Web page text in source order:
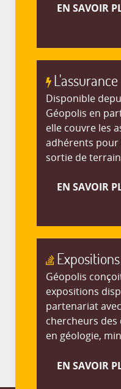
EN SAVOIR
L'assurance
Disponible
Géopolis en
elle couvre les
adhérents
sortie de
EN SAVOIR
Expositions
Géopolis
expositions
partenariat
chercheurs des
en géologie,
EN SAVOIR